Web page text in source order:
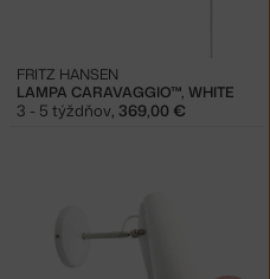
LAMPA CARAVAGGIO™, WHITE
FRITZ HANSEN
3 - 5 týždňov, 369,00 €